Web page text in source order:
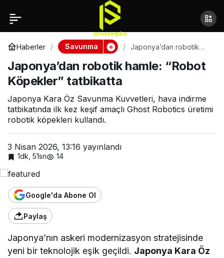
Haberler Savunma
Japonya’dan robotik
tatbikatta
Japonya’dan robotik hamle: “Robot
Köpekler” tatbikatta
Japonya Kara Öz Savunma Kuvvetleri, hava indirme
tatbikatında ilk kez keşif amaçlı Ghost Robotics üretimi
robotik köpekleri kullandı.
3 Nisan 2026, 13:16 yayınlandı
1dk, 51sn 14
Google'da Abone Ol
Paylaş
Japonya’nın askeri modernizasyon stratejisinde
yeni bir teknolojik eşik geçildi. Japonya Kara Öz
Japonya’dan robotik
hamle: “Robot Köpekler”
tatbikatta